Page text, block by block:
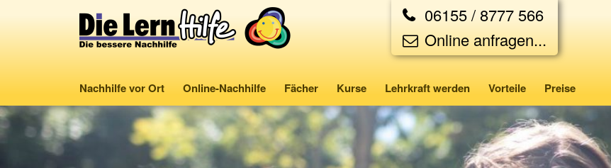
Nachhilfe vor Ort Online-Nachhilfe Fächer Kurse Lehrkraft werden Vorteile Preise
06155 / 8777 566
Online anfragen...